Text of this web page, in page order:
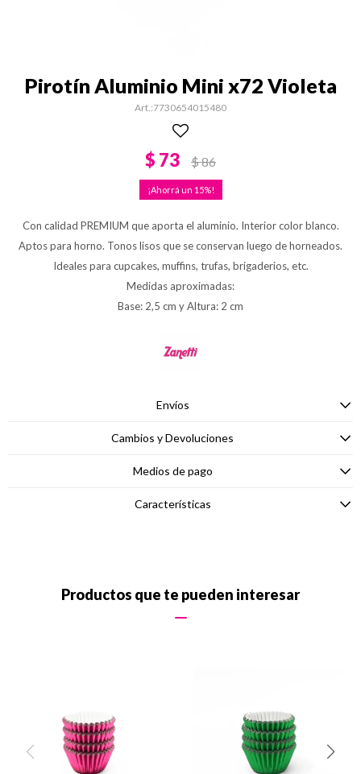
Pirotín Aluminio Mini x72 Violeta
7730654015480
$ 73 $86
15
Con calidad PREMIUM que aporta el aluminio. Interior color blanco.
Aptos para horno. Tonos lisos que se conservan luego de horneados.
Ideales para cupcakes, muffins, trufas, brigaderios, etc.
Medidas aproximadas:
Base: 2,5 cm y Altura: 2 cm
Envíos
Cambios y Devoluciones
Medios de pago
Características
Productos que te pueden interesar